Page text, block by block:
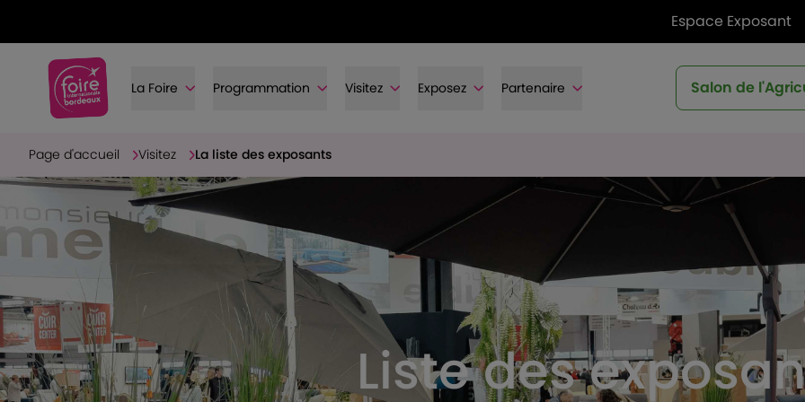
Espace Exposant
La Foire Programmation Visitez Exposez Partenaire Salon de
Page d'accueil Visitez La liste des exposants
Liste des